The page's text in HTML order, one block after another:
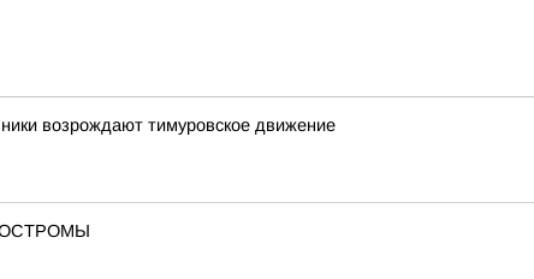
возрождают тимуровское движение